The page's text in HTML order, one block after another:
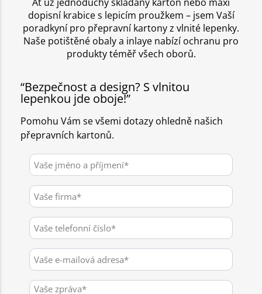
dopisní krabice s lepicím proužkem – jsem Vaší
poradkyní pro přepravní kartony z vlnité lepenky.
Naše potištěné obaly a inlaye nabízí ochranu pro
produkty téměř všech oborů.
“Bezpečnost a design? S vlnitou
lepenkou jde oboje!”
Pomohu Vám se všemi dotazy ohledně našich
přepravních kartonů.